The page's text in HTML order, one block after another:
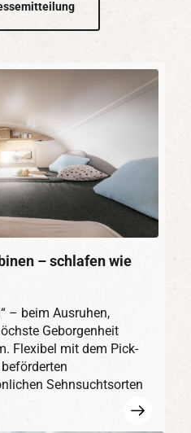
– schlafen wie
– beim Ausruhen,
Geborgenheit
Flexibel mit dem Pick-
Sehnsuchtsorten
erfahren